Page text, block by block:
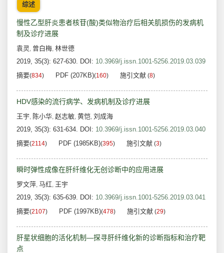
综述
慢性乙型肝炎患者核苷(酸)类似物治疗后相关肌损伤的发病机
制及诊疗进展
袁灵 , 曾白梅, 林世德
2019, 35(3): 627-630. DOI: 10.3969/j.issn.1001-5256.2019.03.039
摘要(834) PDF (207KB)(160) 施引文献 (8)
HDV感染的流行病学、发病机制及诊疗进展
王宇, 陈小华, 赵志敏, 黄恺, 刘成海
2019, 35(3): 631-634. DOI: 10.3969/j.issn.1001-5256.2019.03.040
摘要(2114) PDF (1985KB)(395) 施引文献 (3)
瞬时弹性成像在肝纤维化无创诊断中的应用进展
罗文萍, 马红, 王宇
2019, 35(3): 635-639. DOI: 10.3969/j.issn.1001-5256.2019.03.041
摘要(2107) PDF (1997KB)(478) 施引文献 (29)
肝星状细胞的活化机制—探寻肝纤维化新的诊断指标和治疗靶
点